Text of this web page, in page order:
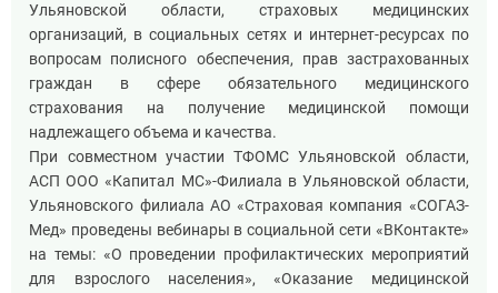
Ульяновской области, страховых медицинских
организаций, в социальных сетях и интернет-ресурсах по
вопросам полисного обеспечения, прав застрахованных
граждан в сфере обязательного медицинского
страхования на получение медицинской помощи
надлежащего объема и качества.
При совместном участии ТФОМС Ульяновской области,
АСП ООО «Капитал МС»-Филиала в Ульяновской области,
Ульяновского филиала АО «Страховая компания «СОГАЗ-
Мед» проведены вебинары в социальной сети «ВКонтакте»
на темы: «О проведении профилактических мероприятий
для взрослого населения», «Оказание медицинской